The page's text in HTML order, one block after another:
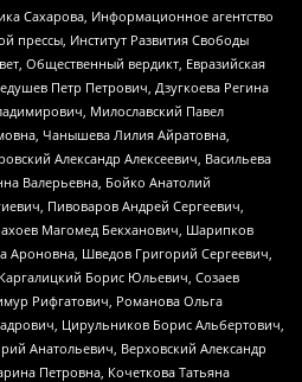
Сахарова, Информационное агентство
прессы, Институт Развития Свободы
Общественный вердикт, Евразийская
Петр Петрович, Дзугкоева Регина
Милославский Павел
Чанышева Лилия Айратовна,
Александр Алексеевич, Васильева
Валерьевна, Бойко Анатолий
Пивоваров Андрей Сергеевич,
Магомед Бекханович, Шарипков
Шведов Григорий Сергеевич,
Борис Юльевич, Созаев
Рифгатович, Романова Ольга
Цирульников Борис Альбертович,
Анатольевич, Верховский Александр
Петровна, Кочеткова Татьяна